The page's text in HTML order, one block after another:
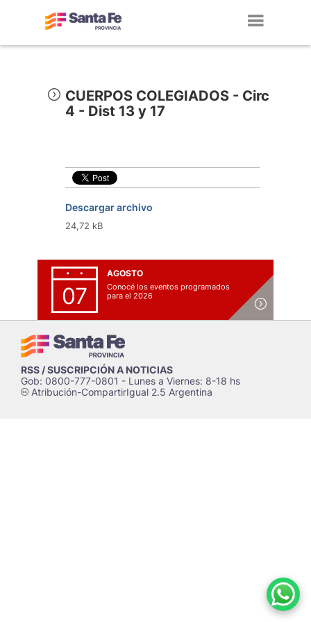
CUERPOS COLEGIADOS - Circ
4 - Dist 13 y 17
Descargar archivo
24,72 kB
07
AGOSTO
Conocé los eventos programados
para el 2026
RSS / SUSCRIPCIÓN A NOTICIAS
Gob: 0800-777-0801 - Lunes a Viernes: 8-18 hs
cAtribución-CompartirIgual 2.5 Argentina